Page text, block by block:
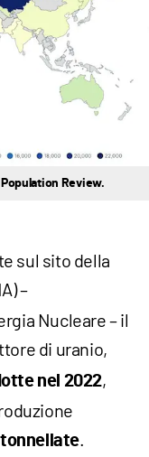
Review.
sul sito della
–
Nucleare – il
di uranio,
nel 2022,